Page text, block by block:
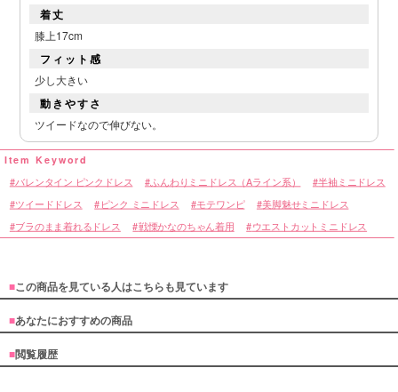
■カラーバリエーション
着丈
膝上17cm
フィット感
少し大きい
動きやすさ
ツイードなので伸びない。
バレンタイン ピンクドレス ふんわりミニドレス（Aライン系） 半袖ミニドレス
ツイードドレス ピンク ミニドレス モテワンピ 美脚魅せミニドレス
ブラのまま着れるドレス 戦慄かなのちゃん着用 ウエストカットミニドレス
■この商品を見ている人はこちらも見ています
■あなたにおすすめの商品
■閲覧履歴